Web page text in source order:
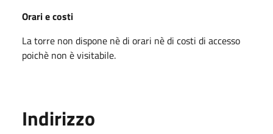
Orari e costi
La torre non dispone nè di orari nè di costi di accesso
poichè non è visitabile.
Indirizzo